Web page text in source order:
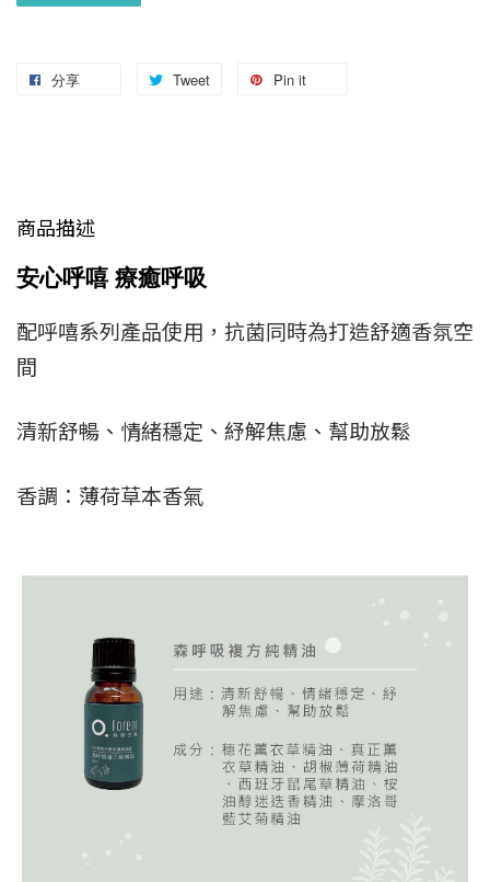
分享 Tweet Pin it
商品描述
安心呼嘻 療癒呼吸
配呼嘻系列產品使用，抗菌同時為打造舒適香氛空
間
清新舒暢、情緒穩定、紓解焦慮、幫助放鬆
香調： 薄荷草本香氣